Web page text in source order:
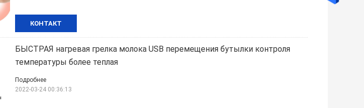
КОНТАКТ
БЫСТРАЯ нагревая грелка молока USB перемещения бутылки контроля
температуры более теплая
Подробнее
2022-03-24 00:36:13